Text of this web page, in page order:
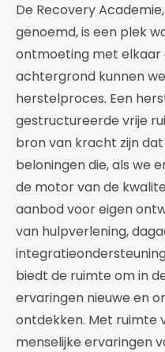
De Recovery
genoemd, is een plek
ontmoeting met elkaar
achtergrond kunnen
herstelproces. Een
gestructureerde vrije
bron van kracht zijn
beloningen die, als we
de motor van de
aanbod voor eigen
van hulpverlening,
biedt de ruimte om in
ervaringen nieuwe en
ontdekken. Met ruimte
menselijke ervaringen